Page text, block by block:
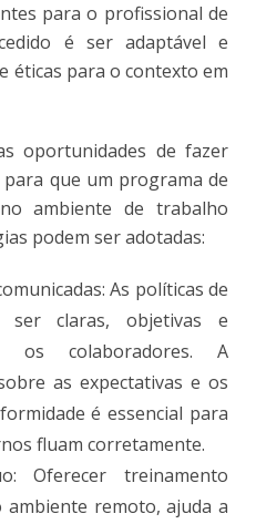
para o profissional de
é ser adaptável e
éticas para o contexto em
oportunidades de fazer
que um programa de
ambiente de trabalho
podem ser adotadas:
As políticas de
ser claras, objetivas e
os colaboradores. A
as expectativas e os
é essencial para
fluam corretamente.
Oferecer treinamento
remoto, ajuda a